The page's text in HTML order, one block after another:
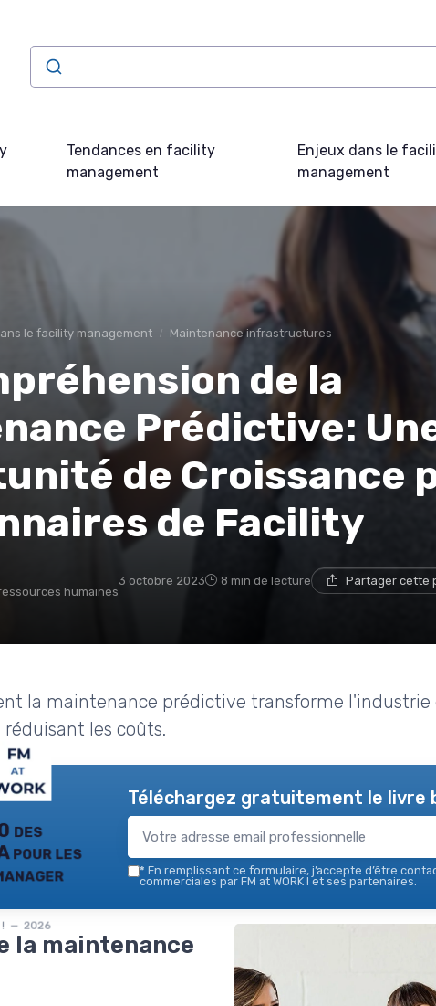
Tendances en facility
management
Enjeux dans le
management
le facility management Maintenance infrastructures
de la
Prédictive:
de Croissance
de Facility
humaines
3 octobre 2023 8 min de lecture Partager cette
la maintenance prédictive transforme
les coûts.
des
pour les
! — 2026
Téléchargez gratuitement le livre
* En remplissant ce formulaire, j’accepte d’être
commerciales par FM at WORK ! et ses partenaires.
la maintenance